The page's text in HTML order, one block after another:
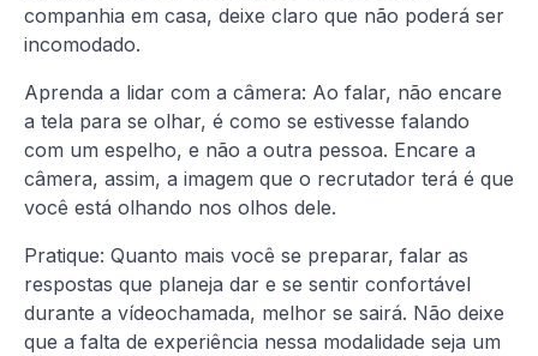
companhia em casa, deixe claro que não poderá ser
incomodado.
Aprenda a lidar com a câmera: Ao falar, não encare
a tela para se olhar, é como se estivesse falando
com um espelho, e não a outra pessoa. Encare a
câmera, assim, a imagem que o recrutador terá é que
você está olhando nos olhos dele.
Pratique: Quanto mais você se preparar, falar as
respostas que planeja dar e se sentir confortável
durante a vídeochamada, melhor se sairá. Não deixe
que a falta de experiência nessa modalidade seja um